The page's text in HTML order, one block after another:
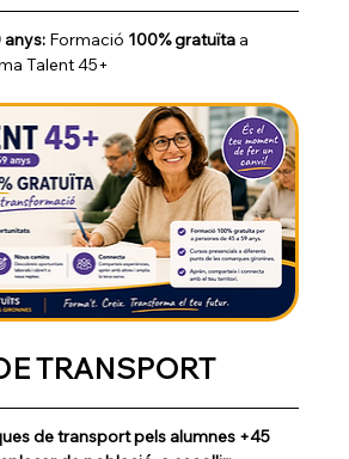
anys: Formació 100% gratuïta a
Talent 45+
TRANSPORT
de transport pels alumnes +45